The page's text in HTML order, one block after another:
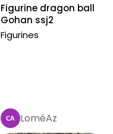
Figurine dragon ball
Gohan ssj2
Figurines
LoméAz